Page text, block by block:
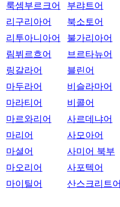
룩셈부르크어
리구리아어
리투아니아어
림뷔르흐어
링갈라어
마두라어
마라티어
마르와리어
마리어
마셜어
마오리어
마이틸어
부랴트어
북소토어
불가리아어
브르타뉴어
블린어
비슬라마어
비콜어
사르데냐어
사모아어
사미어 북부
사포텍어
산스크리트어